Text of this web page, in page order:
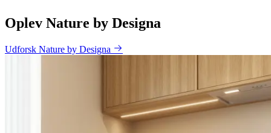
Oplev Nature by Designa
Udforsk Nature by Designa